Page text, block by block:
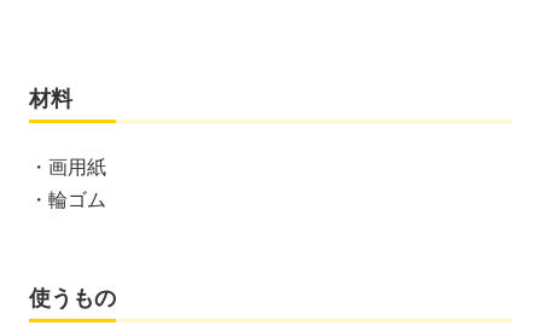
材料
・画用紙
・輪ゴム
使うもの